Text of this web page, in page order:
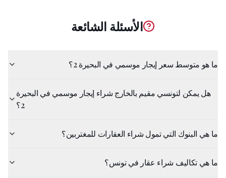
الأسئلة الشائعة
ما هو متوسط سعر إيجار موسمي في البحيرة 2؟
هل يمكن لتونسي مقيم بالخارج شراء إيجار موسمي في البحيرة
2؟
ما هي البنوك التي تمول شراء العقارات للمغتربين؟
ما هي تكاليف شراء عقار في تونس؟